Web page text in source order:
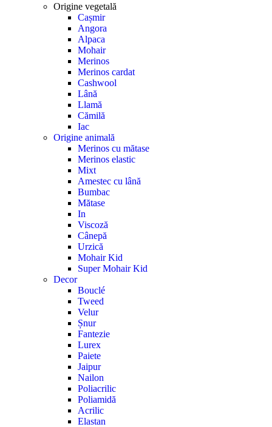
Origine vegetală
Cașmir
Angora
Alpaca
Mohair
Merinos
Merinos cardat
Cashwool
Lână
Llamă
Cămilă
Iac
Origine animală
Merinos cu mătase
Merinos elastic
Mixt
Amestec cu lână
Bumbac
Mătase
In
Viscoză
Cânepă
Urzică
Mohair Kid
Super Mohair Kid
Decor
Bouclé
Tweed
Velur
Șnur
Fantezie
Lurex
Paiete
Jaipur
Nailon
Poliacrilic
Poliamidă
Acrilic
Elastan